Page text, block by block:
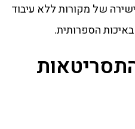
של מקורות ללא עיבוד
הספרותית.